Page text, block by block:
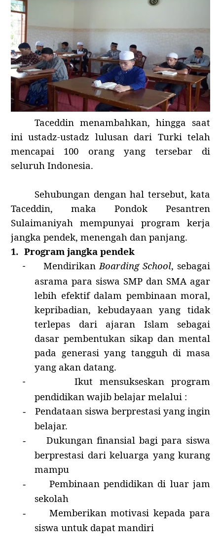
Taceddin menambahkan, hingga saat
ini ustadz-ustadz lulusan dari Turki telah
mencapai 100 orang yang tersebar di
seluruh Indonesia.
Sehubungan dengan hal tersebut, kata
Taceddin, maka Pondok Pesantren
Sulaimaniyah mempunyai program kerja
jangka pendek, menengah dan panjang.
1. Program jangka pendek
- Mendirikan Boarding School, sebagai
asrama para siswa SMP dan SMA agar
lebih efektif dalam pembinaan moral,
kepribadian, kebudayaan yang tidak
terlepas dari ajaran Islam sebagai
dasar pembentukan sikap dan mental
pada generasi yang tangguh di masa
yang akan datang.
-
Ikut mensukseskan program
pendidikan wajib belajar melalui :
-
Pendataan siswa berprestasi yang ingin
belajar.
-
Dukungan finansial bagi para siswa
berprestasi dari keluarga yang kurang
mampu
-
Pembinaan pendidikan di luar jam
sekolah
-
Memberikan motivasi kepada para
siswa untuk dapat mandiri